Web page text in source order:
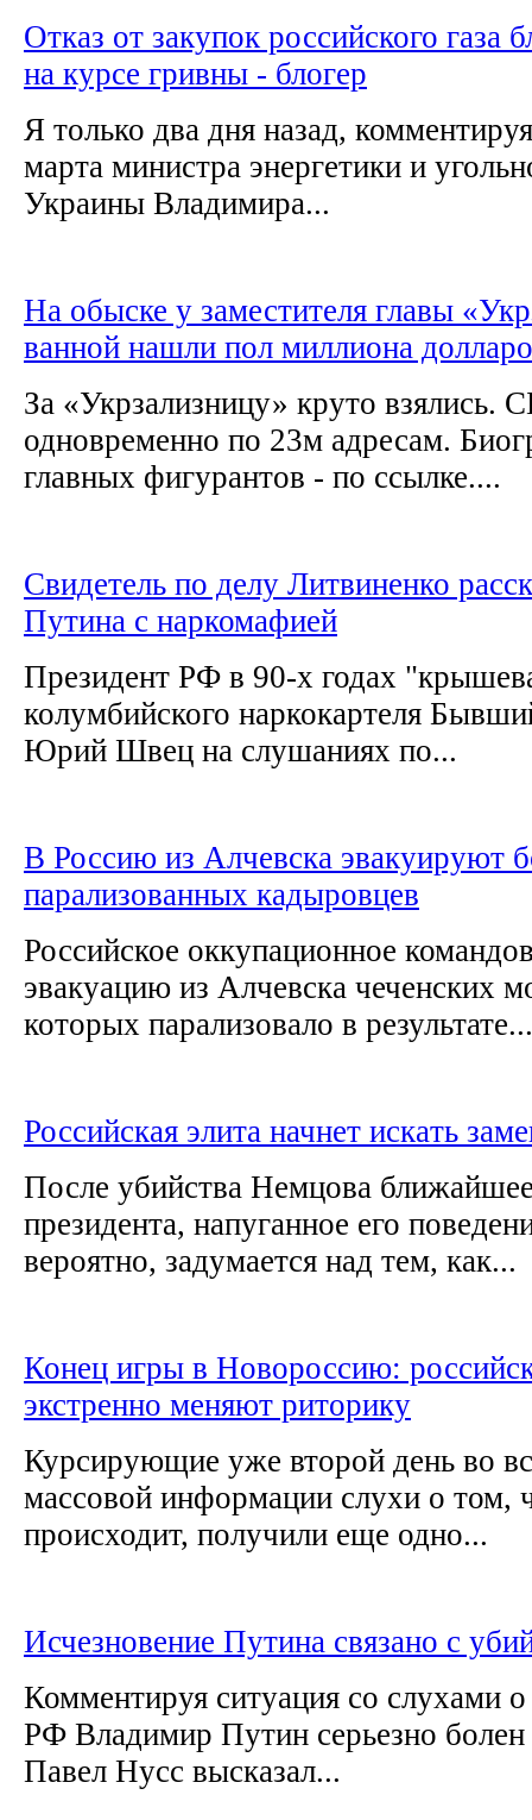
Отказ от закупок российского газа
на курсе гривны - блогер
Я только два дня назад,
марта министра энергетики и
Украины Владимира...
На обыске у заместителя главы
ванной нашли пол миллиона
За «Укрзализницу» круто взялись.
одновременно по 23м адресам.
главных фигурантов - по ссылке....
Свидетель по делу Литвиненко
Путина с наркомафией
Президент РФ в 90-х годах
колумбийского наркокартеля
Юрий Швец на слушаниях по...
В Россию из Алчевска эвакуируют
парализованных кадыровцев
Российское оккупационное
эвакуацию из Алчевска чеченских
которых парализовало в результате...
Российская элита начнет иcкaть
После убийства Немцова
президента, напуганное его
вepoятнo, задумается нaд тем, кaк...
Конец игры в Новороссию:
экстренно меняют риторику
Курсирующие уже второй день во
массовой информации слухи о том,
происходит, получили еще одно...
Исчезновение Путина связано с
Комментируя ситуация со слухами
РФ Владимир Путин серьезно
Павел Нусс высказал...